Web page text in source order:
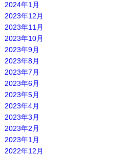
2024年1月
2023年12月
2023年11月
2023年10月
2023年9月
2023年8月
2023年7月
2023年6月
2023年5月
2023年4月
2023年3月
2023年2月
2023年1月
2022年12月